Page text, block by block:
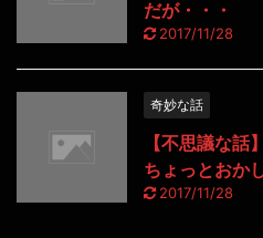
だが・・・
2017/11/28
奇妙な話
【不思議な話
ちょっとおか
2017/11/28